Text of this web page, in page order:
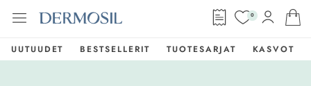
0
UUTUUDET BESTSELLERIT TUOTESARJAT KASVOT